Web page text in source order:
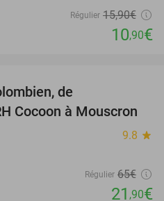
Régulier 15,90€
10,90€
de
Cocoon à Mouscron
9.8 star
Régulier 65€
21 ,90€